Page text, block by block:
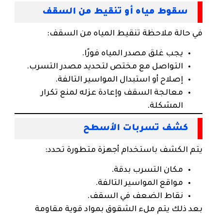
سقوط مياه أو تنقيط من السقف
في حالة ملاحظة تنقيط المياه من السقف:
يجب غلق مصدر المياه فورًا.
التواصل مع مختص لتحديد مصدر التسرب.
إصلاح أو استبدال المواسير التالفة.
معالجة السقف وإعادة عزله لمنع تكرار
المشكلة.
كشف تسربات الأسطح
يتم الكشف باستخدام أجهزة متطورة تحدد:
مكان التسرب بدقة.
مواقع المواسير التالفة.
نقاط الضعف في السقف.
بعد ذلك يتم ملء الشقوق بمواد قوية مقاومة